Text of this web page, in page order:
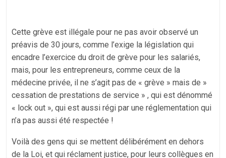
Cette grève est illégale pour ne pas avoir observé un
préavis de 30 jours, comme l’exige la législation qui
encadre l’exercice du droit de grève pour les salariés,
mais, pour les entrepreneurs, comme ceux de la
médecine privée, il ne s’agit pas de « grève » mais de »
cessation de prestations de service » , qui est dénommé
« lock out », qui est aussi régi par une réglementation qui
n’a pas aussi été respectée !
Voilà des gens qui se mettent délibérément en dehors
de la Loi, et qui réclament justice, pour leurs collègues en